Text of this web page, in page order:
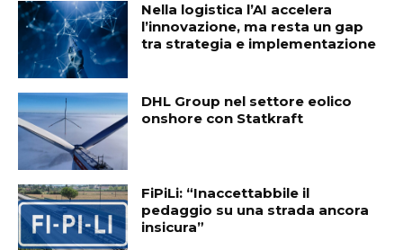
Nella logistica l’AI accelera
l’innovazione, ma resta un gap
tra strategia e implementazione
DHL Group nel settore eolico
onshore con Statkraft
FiPiLi: “Inaccettabbile il
pedaggio su una strada ancora
insicura”